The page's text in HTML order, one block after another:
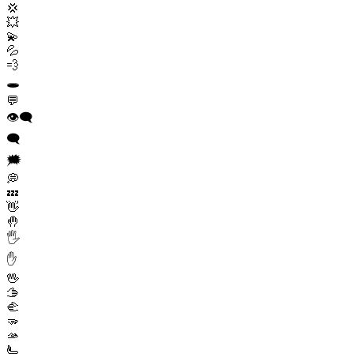
💢
💥
💫
💦
💨
🕳️
💬
👁️‍🗨️
🗨️
🗯️
💭
💤
👋
🤚
🖐️
✋
🖖
🫱
🫲
🫳
🫴
🫷